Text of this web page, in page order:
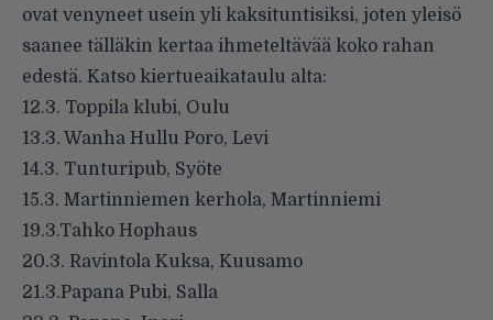
ovat venyneet usein yli kaksituntisiksi, joten yleisö
saanee tälläkin kertaa ihmeteltävää koko rahan
edestä. Katso kiertueaikataulu alta:
12.3. Toppila klubi, Oulu
13.3. Wanha Hullu Poro, Levi
14.3. Tunturipub, Syöte
15.3. Martinniemen kerhola, Martinniemi
19.3.Tahko Hophaus
20.3. Ravintola Kuksa, Kuusamo
21.3.Papana Pubi, Salla